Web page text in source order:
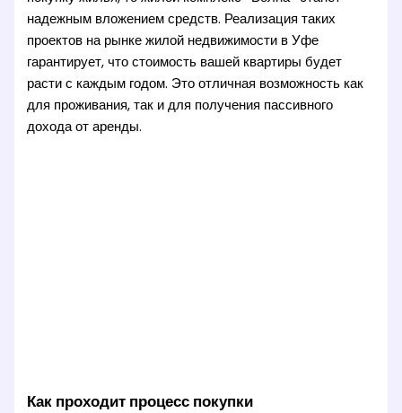
надежным вложением средств. Реализация таких
проектов на рынке жилой недвижимости в Уфе
гарантирует, что стоимость вашей квартиры будет
расти с каждым годом. Это отличная возможность как
для проживания, так и для получения пассивного
дохода от аренды.
Как проходит процесс покупки